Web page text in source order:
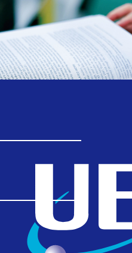
科 連携教育
交通の便にも恵まれて
かし、高度な研究水準
の連携研究機関と協力